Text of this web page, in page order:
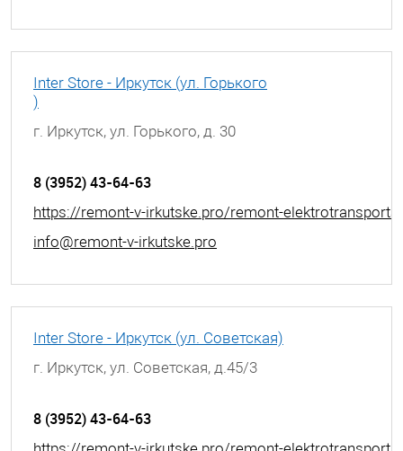
Inter Store - Иркутск (ул. Горького
)
г. Иркутск, ул. Горького, д. 30
8 (3952) 43-64-63
https://remont-v-irkutske.pro/remont-elektrotransporta
info@remont-v-irkutske.pro
Inter Store - Иркутск (ул. Советская)
г. Иркутск, ул. Советская, д.45/3
8 (3952) 43-64-63